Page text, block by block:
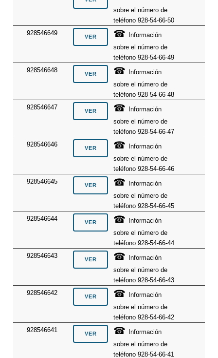
sobre el número de
teléfono 928-54-66-50
928546649
☎
Información
sobre el número de
teléfono 928-54-66-49
928546648
☎
Información
sobre el número de
teléfono 928-54-66-48
928546647
☎
Información
sobre el número de
teléfono 928-54-66-47
928546646
☎
Información
sobre el número de
teléfono 928-54-66-46
928546645
☎
Información
sobre el número de
teléfono 928-54-66-45
928546644
☎
Información
sobre el número de
teléfono 928-54-66-44
928546643
☎
Información
sobre el número de
teléfono 928-54-66-43
928546642
☎
Información
sobre el número de
teléfono 928-54-66-42
928546641
☎
Información
sobre el número de
teléfono 928-54-66-41